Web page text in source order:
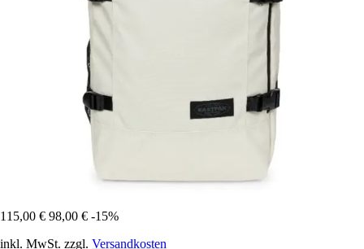
115,00 € 98,00 € -15%
inkl. MwSt. zzgl. Versandkosten